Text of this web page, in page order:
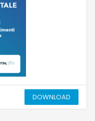
DOWNLOAD